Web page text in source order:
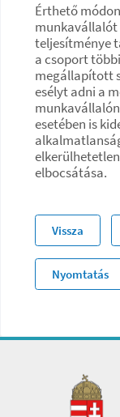
Érthető
teljesítménye
a csoport
megállapított
esélyt adni a
esetében is
elbocsátása.
Vissza
Nyomtatás